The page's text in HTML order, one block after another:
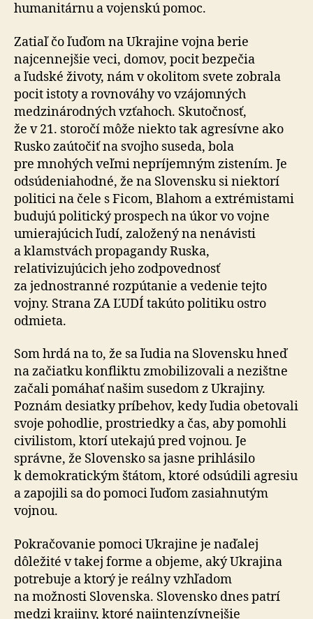
humanitárnu a vojenskú pomoc.
Zatiaľ čo ľuďom na Ukrajine vojna berie
najcennejšie veci, domov, pocit bezpečia
a ľudské životy, nám v okolitom svete zobrala
pocit istoty a rovnováhy vo vzájomných
medzinárodných vzťahoch. Skutočnosť,
že v 21. storočí môže niekto tak agresívne ako
Rusko zaútočiť na svojho suseda, bola
pre mnohých veľmi nepríjemným zistením. Je
odsúdeniahodné, že na Slovensku si niektorí
politici na čele s Ficom, Blahom a extrémistami
budujú politický prospech na úkor vo vojne
umierajúcich ľudí, založený na nenávisti
a klamstvách propagandy Ruska,
relativizujúcich jeho zodpovednosť
za jednostranné rozpútanie a vedenie tejto
vojny. Strana ZA ĽUDÍ takúto politiku ostro
odmieta.
Som hrdá na to, že sa ľudia na Slovensku hneď
na začiatku konfliktu zmobilizovali a nezištne
začali pomáhať našim susedom z Ukrajiny.
Poznám desiatky príbehov, kedy ľudia obetovali
svoje pohodlie, prostriedky a čas, aby pomohli
civilistom, ktorí utekajú pred vojnou. Je
správne, že Slovensko sa jasne prihlásilo
k demokratickým štátom, ktoré odsúdili agresiu
a zapojili sa do pomoci ľuďom zasiahnutým
vojnou.
Pokračovanie pomoci Ukrajine je naďalej
dôležité v takej forme a objeme, aký Ukrajina
potrebuje a ktorý je reálny vzhľadom
na možnosti Slovenska. Slovensko dnes patrí
medzi krajiny, ktoré najintenzívnejšie